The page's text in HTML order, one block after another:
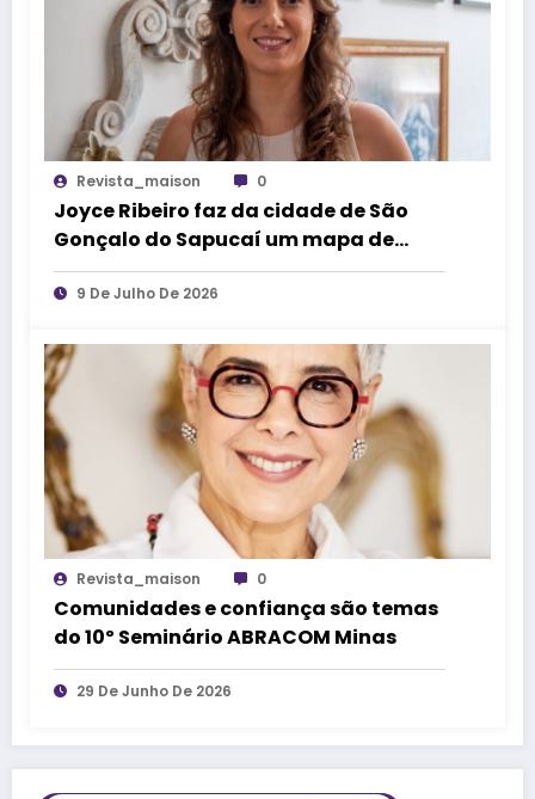
Revista_maison 0
Joyce Ribeiro faz da cidade de São
Gonçalo do Sapucaí um mapa de
causos, memórias e arte
9 De Julho De 2026
Revista_maison 0
Comunidades e confiança são temas
do 10º Seminário ABRACOM Minas
29 De Junho De 2026